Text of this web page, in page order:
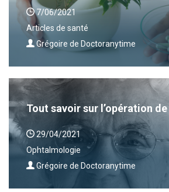
7/06/2021
Articles de santé
Grégoire de Doctoranytime
Tout savoir sur l’opération
29/04/2021
Ophtalmologie
Grégoire de Doctoranytime